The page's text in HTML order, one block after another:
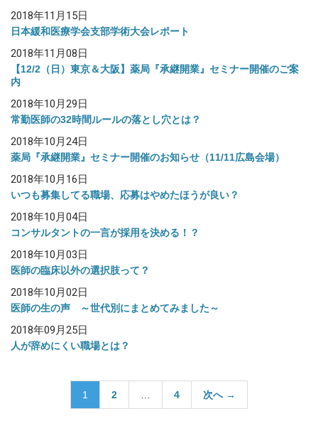
2018年11月15日
日本緩和医療学会支部学術大会レポート
2018年11月08日
【12/2（日）東京＆大阪】薬局『承継開業』セミナー開催のご案
内
2018年10月29日
常勤医師の32時間ルールの落とし穴とは？
2018年10月24日
薬局『承継開業』セミナー開催のお知らせ（11/11広島会場）
2018年10月16日
いつも募集してる職場、応募はやめたほうが良い？
2018年10月04日
コンサルタントの一言が採用を決める！？
2018年10月03日
医師の臨床以外の選択肢って？
2018年10月02日
医師の生の声 ～世代別にまとめてみました～
2018年09月25日
人が辞めにくい職場とは？
1 2 4 次へ →